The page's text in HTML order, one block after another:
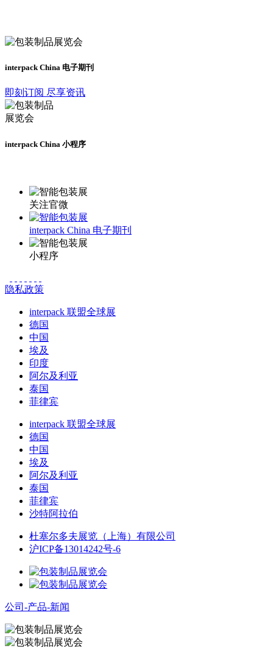
interpack China 电子期刊
即刻订阅 尽享资讯
interpack China 小程序
关注官微
interpack China 电子期刊
小程序
隐私政策
interpack 联盟全球展
德国
中国
埃及
印度
阿尔及利亚
泰国
菲律宾
interpack 联盟全球展
德国
中国
埃及
阿尔及利亚
泰国
菲律宾
沙特阿拉伯
杜塞尔多夫展览（上海）有限公司
沪ICP备13014242号-6
公司-产品-新闻